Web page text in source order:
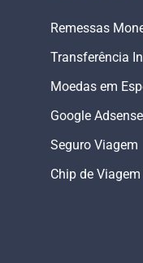
Remessas
Transferência
Moedas em
Google Adsense
Seguro Viagem
Chip de